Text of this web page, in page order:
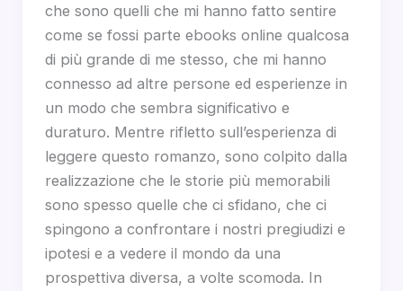
che sono quelli che mi hanno fatto sentire
come se fossi parte ebooks online qualcosa
di più grande di me stesso, che mi hanno
connesso ad altre persone ed esperienze in
un modo che sembra significativo e
duraturo. Mentre rifletto sull’esperienza di
leggere questo romanzo, sono colpito dalla
realizzazione che le storie più memorabili
sono spesso quelle che ci sfidano, che ci
spingono a confrontare i nostri pregiudizi e
ipotesi e a vedere il mondo da una
prospettiva diversa, a volte scomoda. In